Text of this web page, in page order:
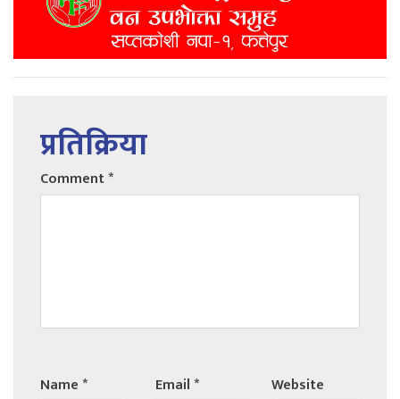
प्रतिक्रिया
Comment*
Name* Email* Website